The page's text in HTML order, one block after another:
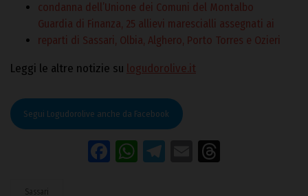
condanna dell’Unione dei Comuni del Montalbo
Guardia di Finanza, 25 allievi marescialli assegnati ai
reparti di Sassari, Olbia, Alghero, Porto Torres e Ozieri
Leggi le altre notizie su logudorolive.it
Segui Logudorolive anche da Facebook
Facebook
WhatsApp
Telegram
Email
Sassari